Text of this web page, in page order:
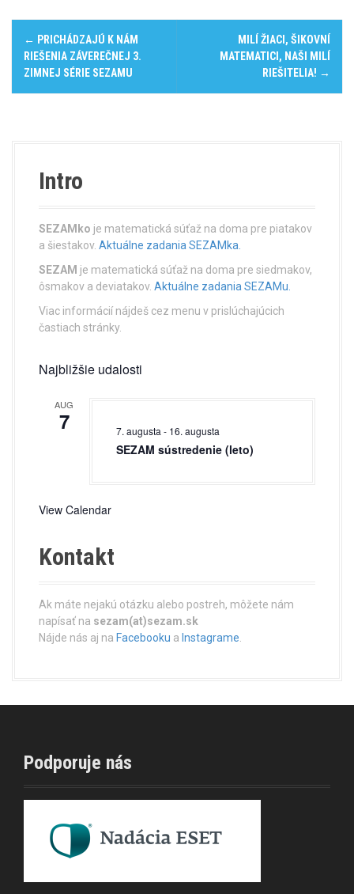
P
s
← PRICHÁDZAJÚ K NÁM
RIEŠENIA ZÁVEREČNEJ 3.
ZIMNEJ SÉRIE SEZAMU
MILÍ ŽIACI, ŠIKOVNÍ
MATEMATICI, NAŠI MILÍ
RIEŠITELIA! →
Intro
SEZAMko je matematická súťaž na doma pre piatakov
a šiestakov. Aktuálne zadania SEZAMka.
SEZAM je matematická súťaž na doma pre siedmakov,
ôsmakov a deviatakov. Aktuálne zadania SEZAMu.
Viac informácií nájdeš cez menu v prislúchajúcich
častiach stránky.
Najbližšie udalosti
AUG
7 7. augusta - 16. augusta
SEZAM sústredenie (leto)
View Calendar
Kontakt
Ak máte nejakú otázku alebo postreh, môžete nám
napísať na sezam(at)sezam.sk
Nájde nás aj na Facebooku a Instagrame
Podporuje nás